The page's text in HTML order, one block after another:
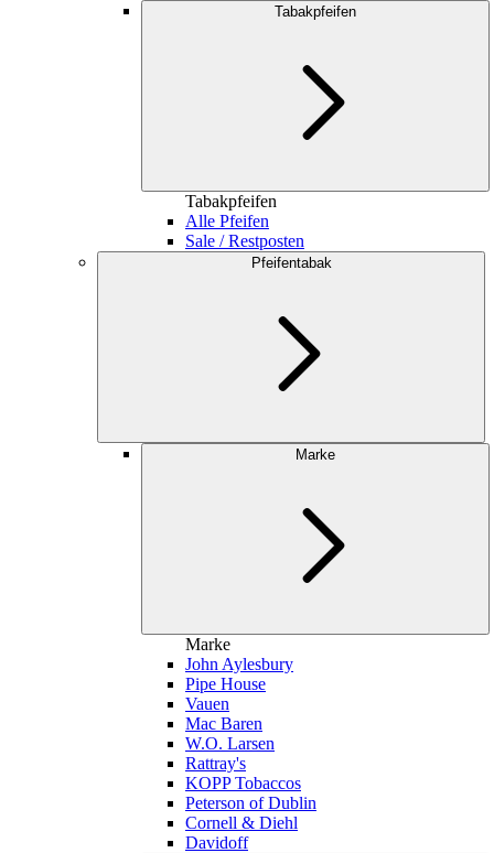
Tabakpfeifen
Tabakpfeifen
Alle Pfeifen
Sale / Restposten
Pfeifentabak
Marke
Marke
John Aylesbury
Pipe House
Vauen
Mac Baren
W.O. Larsen
Rattray's
KOPP Tobaccos
Peterson of Dublin
Cornell & Diehl
Davidoff